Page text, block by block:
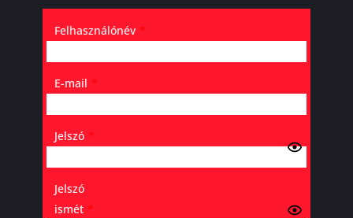
Felhasználónév *
E-mail *
Jelszó *
Jelszó
ismét *